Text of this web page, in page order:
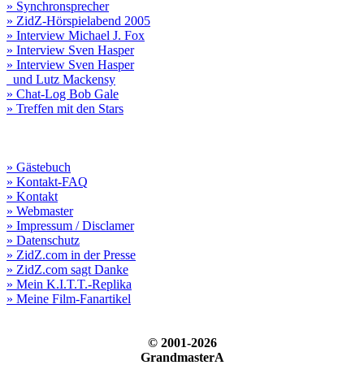
» Synchronsprecher
» ZidZ-Hörspielabend 2005
» Interview Michael J. Fox
» Interview Sven Hasper
» Interview Sven Hasper
und Lutz Mackensy
» Chat-Log Bob Gale
» Treffen mit den Stars
» Gästebuch
» Kontakt-FAQ
» Kontakt
» Webmaster
» Impressum / Disclamer
» Datenschutz
» ZidZ.com in der Presse
» ZidZ.com sagt Danke
» Mein K.I.T.T.-Replika
» Meine Film-Fanartikel
© 2001-2026
GrandmasterA